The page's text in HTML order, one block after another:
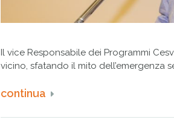
Il vice Responsabile dei Programmi
vicino, sfatando il mito dell’emergenza
continua